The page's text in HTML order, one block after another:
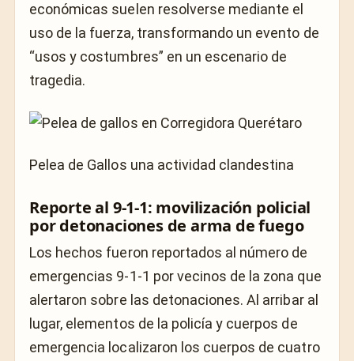
económicas suelen resolverse mediante el
uso de la fuerza, transformando un evento de
“usos y costumbres” en un escenario de
tragedia.
Pelea de Gallos una actividad clandestina
Reporte al 9-1-1: movilización policial
por detonaciones de arma de fuego
Los hechos fueron reportados al número de
emergencias 9-1-1 por vecinos de la zona que
alertaron sobre las detonaciones. Al arribar al
lugar, elementos de la policía y cuerpos de
emergencia localizaron los cuerpos de cuatro